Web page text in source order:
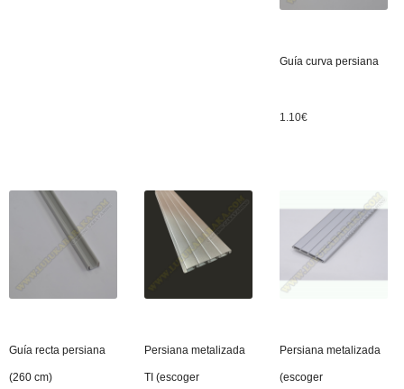
Guía curva persiana
1.10€
Guía recta persiana
(260 cm)
Persiana metalizada
TI (escoger
Persiana metalizada
(escoger